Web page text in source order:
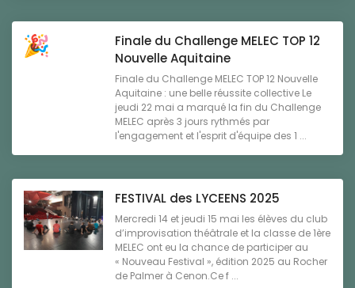
Finale du Challenge MELEC TOP 12
Nouvelle Aquitaine
Finale du Challenge MELEC TOP 12 Nouvelle
Aquitaine : une belle réussite collective Le
jeudi 22 mai a marqué la fin du Challenge
MELEC après 3 jours rythmés par
l'engagement et l'esprit d'équipe des 1 ...
FESTIVAL des LYCEENS 2025
Mercredi 14 et jeudi 15 mai les élèves du club
d’improvisation théâtrale et la classe de 1ère
MELEC ont eu la chance de participer au
« Nouveau Festival », édition 2025 au Rocher
de Palmer à Cenon.Ce f ...